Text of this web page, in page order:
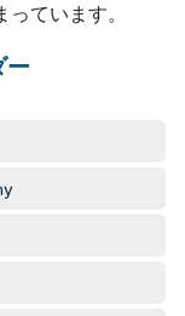
ています。
ー